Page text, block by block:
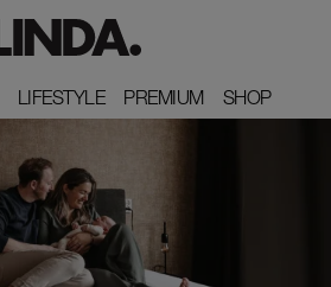
LIFESTYLE
LIFESTYLE PREMIUM
PREMIUM SHOP
SHOP